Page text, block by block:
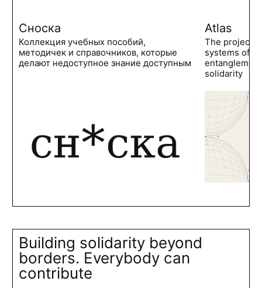
Сноска
Коллекция учебных пособий,
методичек и справочников, которые
делают недоступное знание доступным
Atlas
The project
systems of
solidarity
Building solidarity beyond
borders. Everybody can
contribute